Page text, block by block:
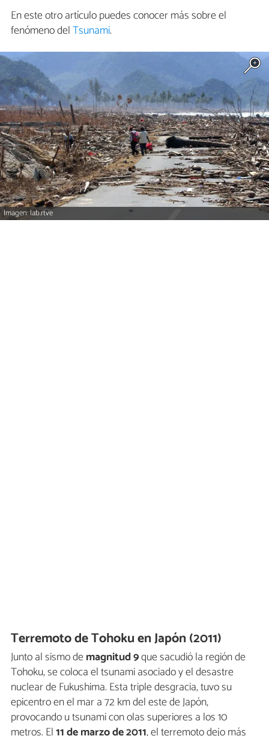
En este otro artículo puedes conocer más sobre el
fenómeno delTsunami.
Imagen: lab.rtve
Terremoto de Tohoku en Japón (2011)
Junto al sismo demagnitud 9que sacudió la región de
Tohoku, se coloca el tsunami asociado y el desastre
nuclear de Fukushima. Esta triple desgracia, tuvo su
epicentro en el mar a 72 km del este de Japón,
provocando u tsunami con olas superiores a los 10
metros. El11 de marzo de 2011, el terremoto dejo más